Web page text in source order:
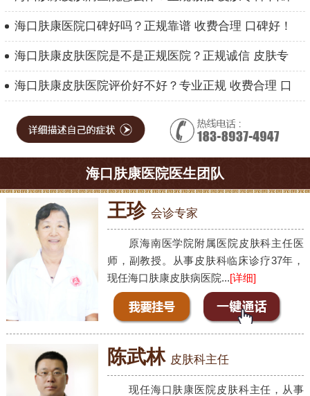
海口肤康医院口碑好吗？正规靠谱 收费合理 口碑好！
海口肤康皮肤医院是不是正规医院？正规诚信 皮肤专
海口肤康皮肤医院评价好不好？专业正规 收费合理 口
海口肤康医院医生团队
王珍 会诊专家
原海南医学院附属医院皮肤科主任医
师，副教授。从事皮肤科临床诊疗37年，
现任海口肤康皮肤病医院...[详细]
陈武林 皮肤科主任
现任海口肤康医院皮肤科主任，从事